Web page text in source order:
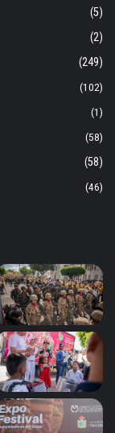
(5)
(2)
(249)
(102)
(1)
(58)
(58)
(46)